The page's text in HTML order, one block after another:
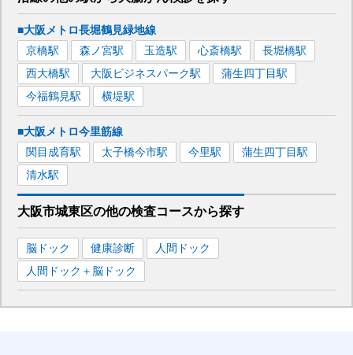
■大阪メトロ長堀鶴見緑地線
京橋駅 森ノ宮駅 玉造駅 心斎橋駅 長堀橋駅
西大橋駅 大阪ビジネスパーク駅 蒲生四丁目駅
今福鶴見駅 横堤駅
■大阪メトロ今里筋線
関目成育駅 太子橋今市駅 今里駅 蒲生四丁目駅
清水駅
大阪市城東区の他の検査コースから探す
脳ドック 健康診断
人間ドック
人間ドック＋脳ドック